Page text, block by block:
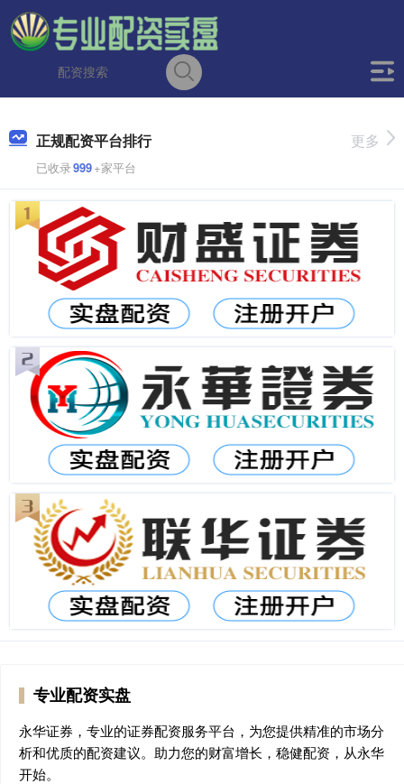
正规配资平台排行
已收录999+家平台
更多
专业配资实盘
永华证券，专业的证券配资服务平台，为您提供精准的市场分
析和优质的配资建议。助力您的财富增长，稳健配资，从永华
开始。